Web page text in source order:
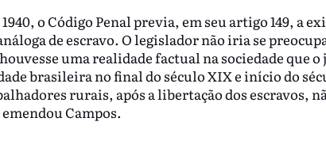
1940, o Código Penal previa, em seu artigo 149, a
de escravo. O legislador não iria se
uma realidade factual na sociedade que o
brasileira no final do século XIX e início do
rurais, após a libertação dos escravos,
Campos.